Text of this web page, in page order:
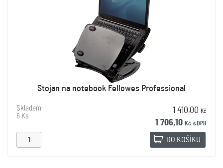
Stojan na notebook Fellowes Professional
Skladem
6 Ks
1 410,00 Kč
1 706,10 Kč s DPH
DO KOŠÍKU